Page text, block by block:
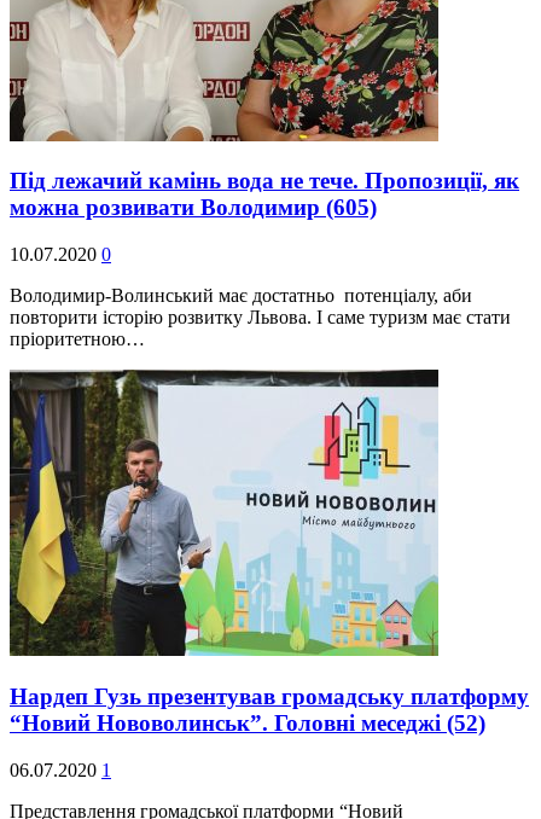
Під лежачий камінь вода не тече. Пропозиції, як
можна розвивати Володимир (605)
10.07.2020 0
Володимир-Волинський має достатньо потенціалу, аби
повторити історію розвитку Львова. І саме туризм має стати
пріоритетною…
Нардеп Гузь презентував громадську платформу
“Новий Нововолинськ”. Головні меседжі (52)
06.07.2020 1
Представлення громадської платформи “Новий